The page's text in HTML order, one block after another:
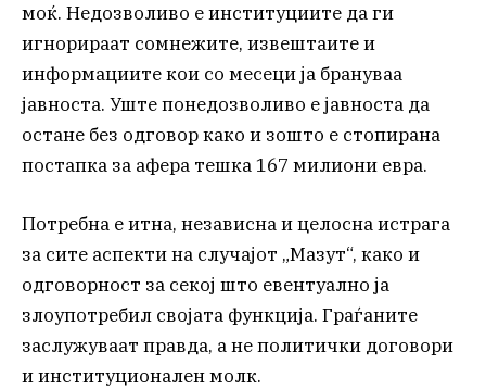
моќ. Недозволиво е институциите да ги
игнорираат сомнежите, извештаите и
информациите кои со месеци ја брануваа
јавноста. Уште понедозволиво е јавноста да
остане без одговор како и зошто е стопирана
постапка за афера тешка 167 милиони евра.
Потребна е итна, независна и целосна истрага
за сите аспекти на случајот „Мазут“, како и
одговорност за секој што евентуално ја
злоупотребил својата функција. Граѓаните
заслужуваат правда, а не политички договори
и институционален молк.